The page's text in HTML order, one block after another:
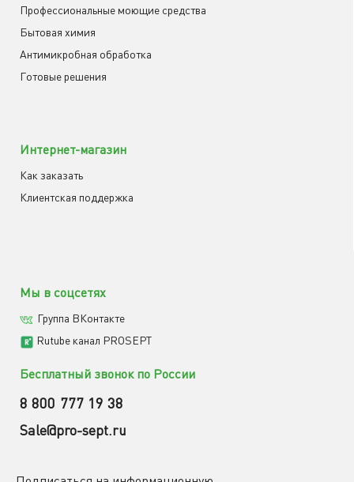
Профессиональные моющие средства
Бытовая химия
Антимикробная обработка
Готовые решения
Интернет-магазин
Как заказать
Клиентская поддержка
Мы в соцсетях
Группа ВКонтакте
Rutube канал PROSEPT
Бесплатный звонок по России
8 800 777 19 38
Sale@pro-sept.ru